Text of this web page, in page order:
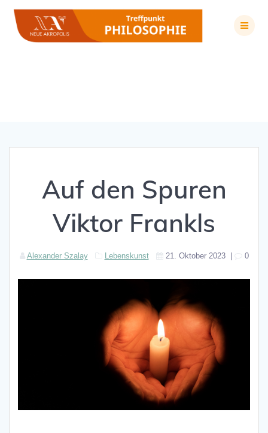
Inhalt
springen
Auf den Spuren
Viktor Frankls
Alexander Szalay Lebenskunst 21. Oktober 2023| 0